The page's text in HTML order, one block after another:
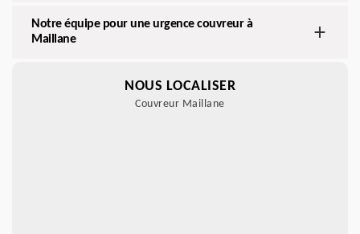
Notre équipe pour une urgence couvreur à
Maillane
NOUS LOCALISER
Couvreur Maillane